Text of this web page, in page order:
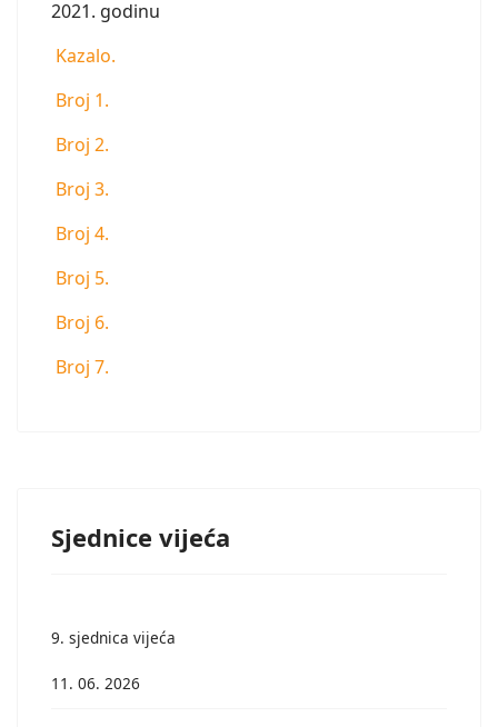
2021. godinu
Kazalo.
Broj 1.
Broj 2.
Broj 3.
Broj 4.
Broj 5.
Broj 6.
Broj 7.
Sjednice vijeća
9. sjednica vijeća
11. 06. 2026